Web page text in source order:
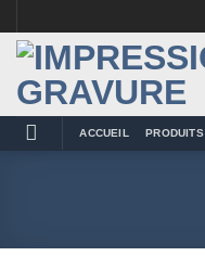
au
contenu
ACCUEIL PRODUITS